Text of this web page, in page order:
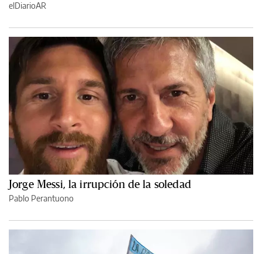
elDiarioAR
Jorge Messi, la irrupción de la soledad
Pablo Perantuono